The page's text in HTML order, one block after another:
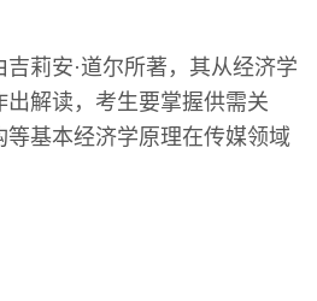
吉莉安·道尔所著，其从经济学
解读，考生要掌握供需关
等基本经济学原理在传媒领域